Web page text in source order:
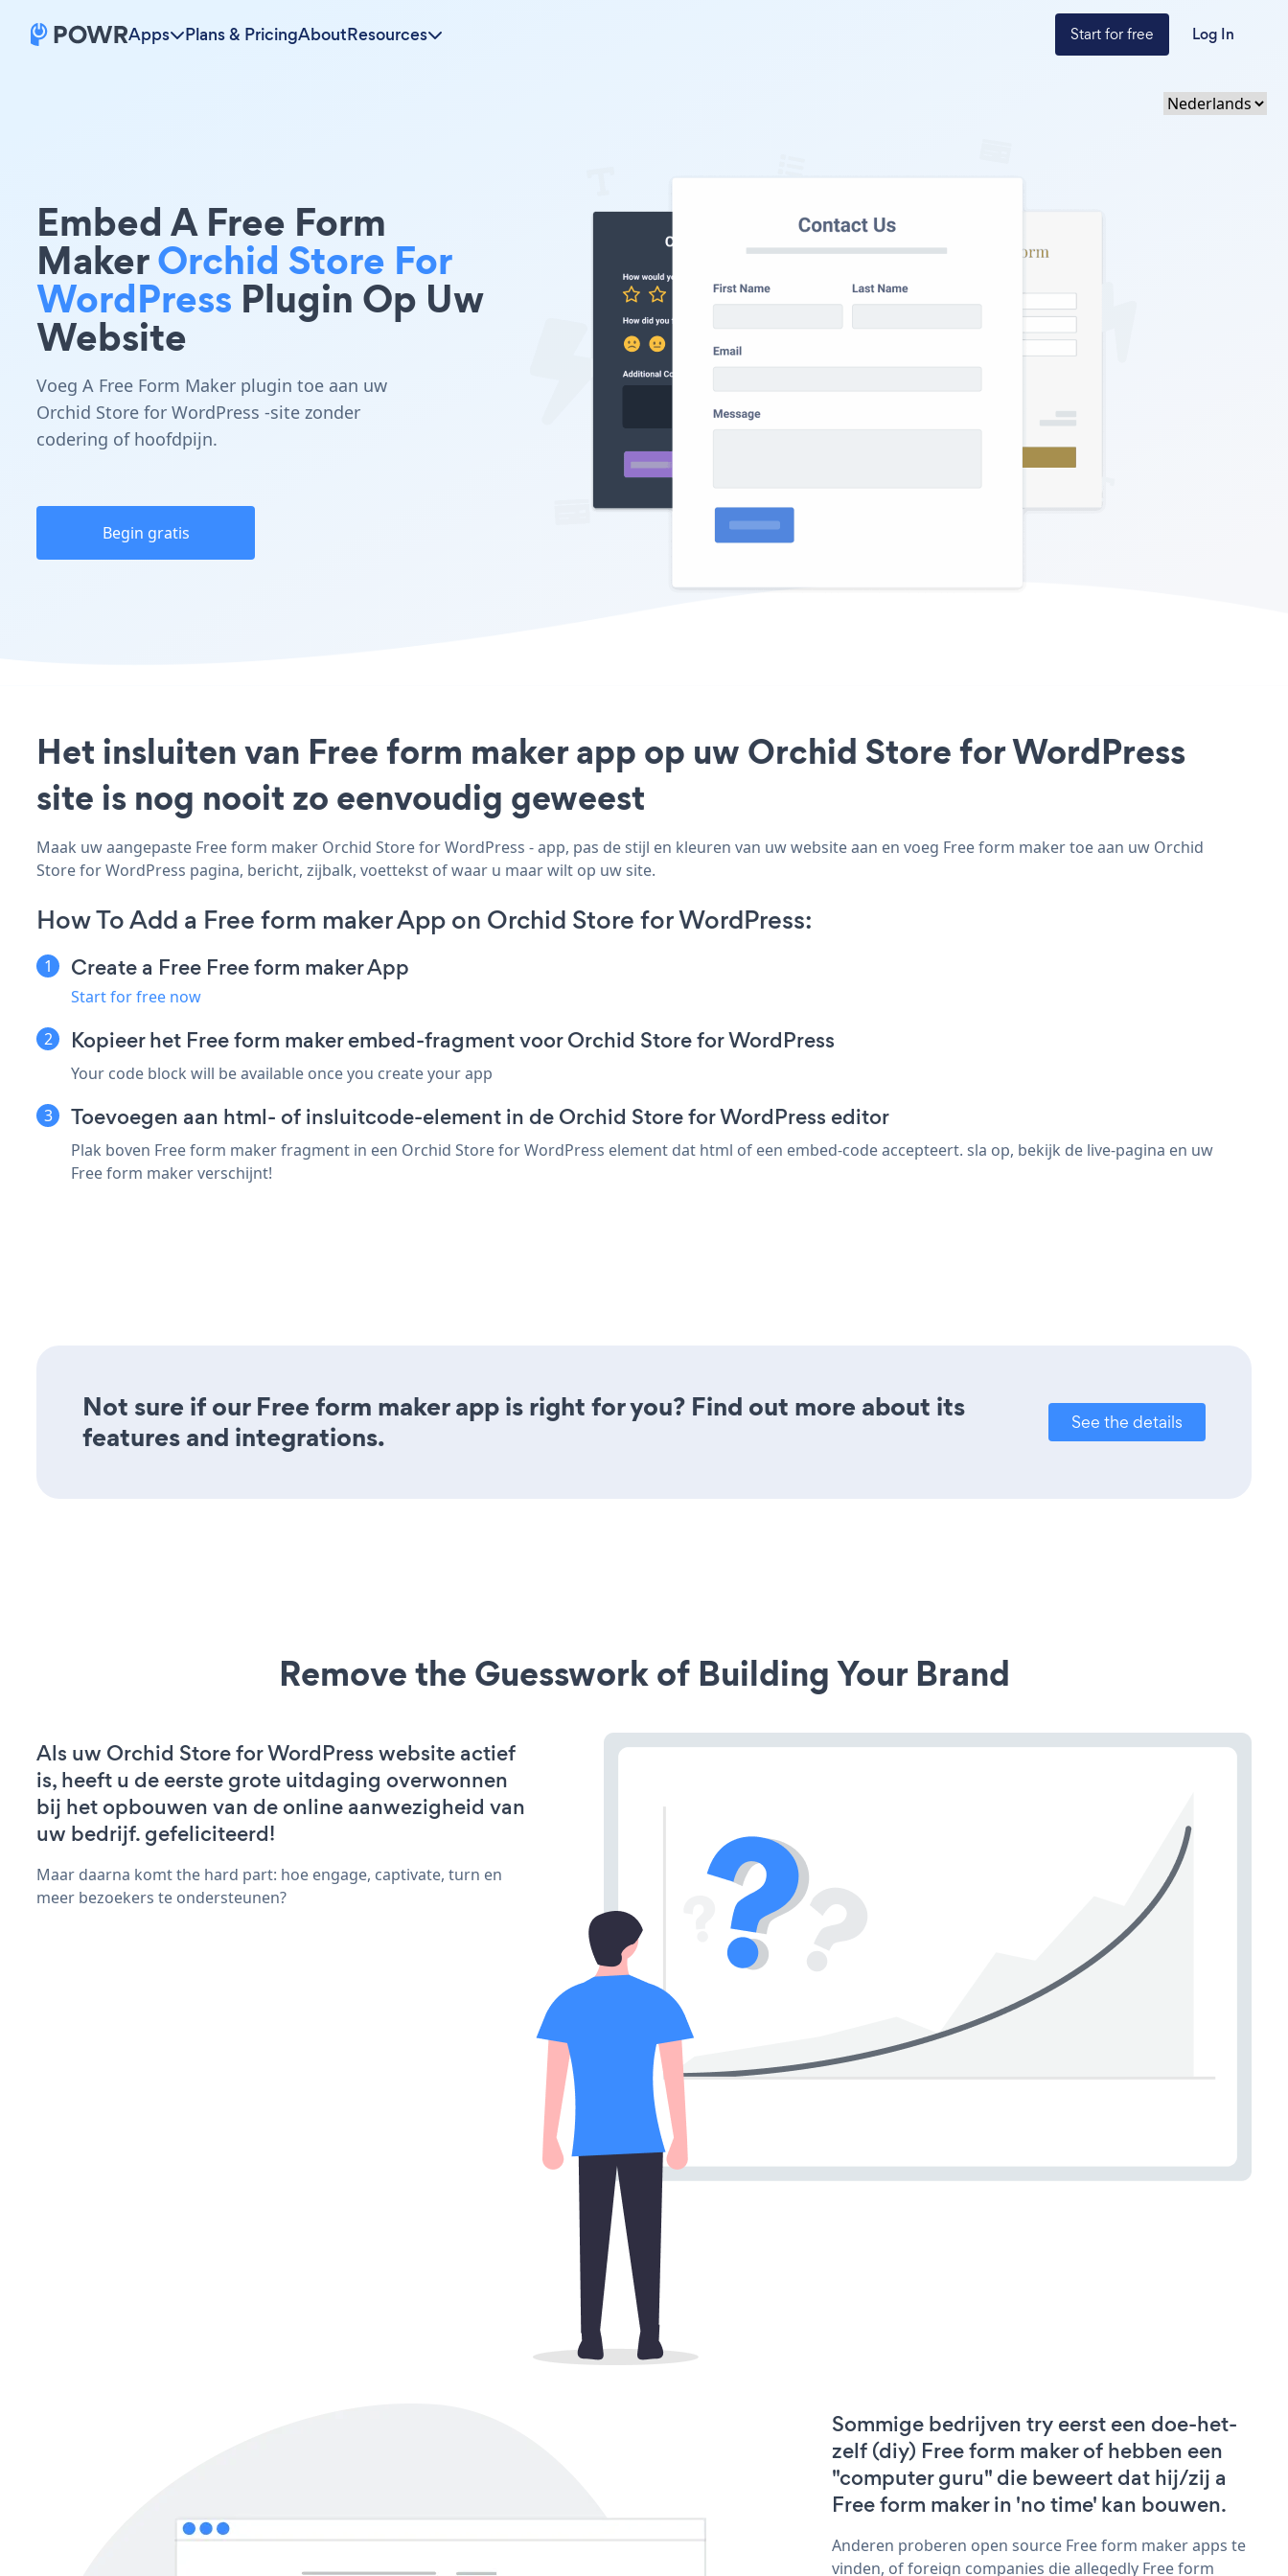
Apps Plans & PricingAboutResources Start for free Log In
Embed A Free Form
MakerOrchid Store For
WordPress Plugin Op Uw
Website
Voeg A Free Form Maker plugin toe aan uw
Orchid Store for WordPress -site zonder
codering of hoofdpijn.
Begin gratis
Het insluiten van Free form maker app op uw Orchid Store for WordPress
site is nog nooit zo eenvoudig geweest
Maak uw aangepaste Free form maker Orchid Store for WordPress - app, pas de stijl en kleuren van uw website aan en voeg Free form maker toe aan uw Orchid
Store for WordPress pagina, bericht, zijbalk, voettekst of waar u maar wilt op uw site.
How To Add a Free form maker App on Orchid Store for WordPress:
Create a Free Free form maker App
Start for free now
Kopieer het Free form maker embed-fragment voor Orchid Store for WordPress
Your code block will be available once you create your app
Toevoegen aan html- of insluitcode-element in de Orchid Store for WordPress editor
Plak boven Free form maker fragment in een Orchid Store for WordPress element dat html of een embed-code accepteert. sla op, bekijk de live-pagina en uw
Free form maker verschijnt!
Not sure if our Free form maker app is right for you? Find out more about its
features and integrations.
See the details
Remove the Guesswork of Building Your Brand
Als uw Orchid Store for WordPress website actief
is, heeft u de eerste grote uitdaging overwonnen
bij het opbouwen van de online aanwezigheid van
uw bedrijf. gefeliciteerd!
Maar daarna komt the hard part: hoe engage, captivate, turn en
meer bezoekers te ondersteunen?
Sommige bedrijven try eerst een doe-het-
zelf (diy) Free form maker of hebben een
"computer guru" die beweert dat hij/zij a
Free form maker in 'no time' kan bouwen.
Anderen proberen open source Free form maker apps te
vinden, of foreign companies die allegedly Free form